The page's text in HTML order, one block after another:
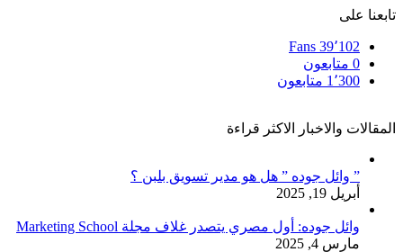
تابعنا على
39٬102 Fans
0 متابعون
1٬300 متابعون
المقالات والاخبار الاكثر قراءة
” وائل جوده ” هل هو مدير تسويق بلبن ؟
أبريل 19, 2025
وائل جوده: أول مصري يتصدر غلاف مجلة Marketing School
مارس 4, 2025